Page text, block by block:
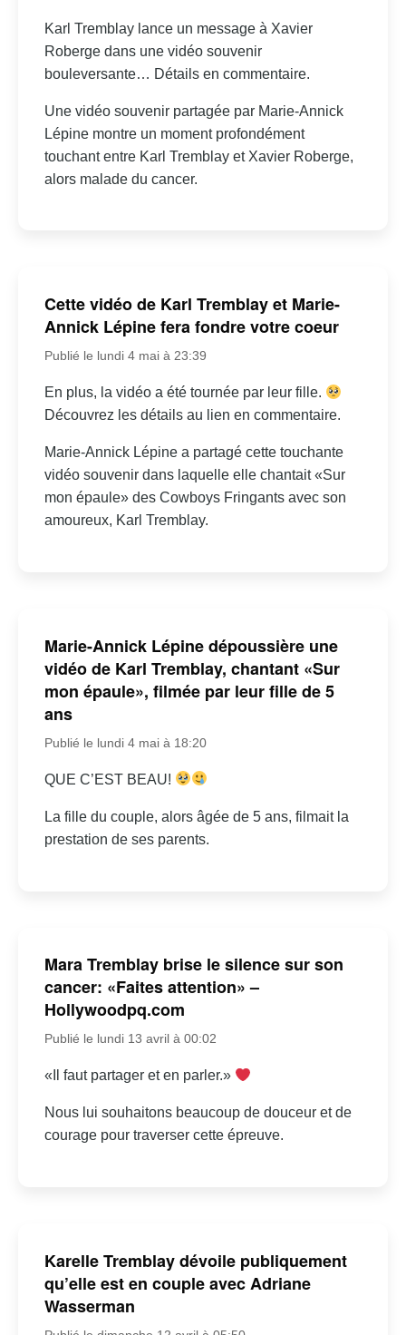
Karl Tremblay lance un message à Xavier
Roberge dans une vidéo souvenir
bouleversante… Détails en commentaire.
Une vidéo souvenir partagée par Marie-Annick
Lépine montre un moment profondément
touchant entre Karl Tremblay et Xavier Roberge,
alors malade du cancer.
Cette vidéo de Karl Tremblay et Marie-
Annick Lépine fera fondre votre coeur
Publié le lundi 4 mai à 23:39
En plus, la vidéo a été tournée par leur fille.
Découvrez les détails au lien en commentaire.
Marie-Annick Lépine a partagé cette touchante
vidéo souvenir dans laquelle elle chantait «Sur
mon épaule» des Cowboys Fringants avec son
amoureux, Karl Tremblay.
Marie-Annick Lépine dépoussière une
vidéo de Karl Tremblay, chantant «Sur
mon épaule», filmée par leur fille de 5
ans
Publié le lundi 4 mai à 18:20
QUE C’EST BEAU!
La fille du couple, alors âgée de 5 ans, filmait la
prestation de ses parents.
Mara Tremblay brise le silence sur son
cancer: «Faites attention» –
Hollywoodpq.com
Publié le lundi 13 avril à 00:02
«Il faut partager et en parler.»
Nous lui souhaitons beaucoup de douceur et de
courage pour traverser cette épreuve.
Karelle Tremblay dévoile publiquement
qu’elle est en couple avec Adriane
Wasserman